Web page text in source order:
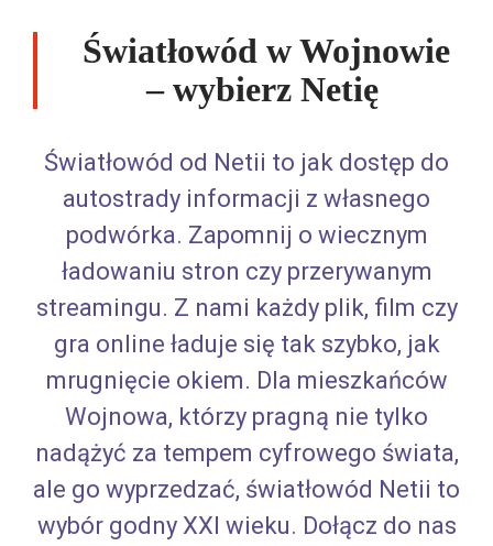
Światłowód w Wojnowie
– wybierz Netię
Światłowód od Netii to jak dostęp do
autostrady informacji z własnego
podwórka. Zapomnij o wiecznym
ładowaniu stron czy przerywanym
streamingu. Z nami każdy plik, film czy
gra online ładuje się tak szybko, jak
mrugnięcie okiem. Dla mieszkańców
Wojnowa, którzy pragną nie tylko
nadążyć za tempem cyfrowego świata,
ale go wyprzedzać, światłowód Netii to
wybór godny XXI wieku. Dołącz do nas